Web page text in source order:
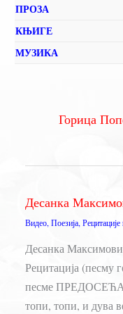
ПРОЗА
КЊИГЕ
МУЗИКА
Горица
Десанка
Видео, Поезија, Рецитације
Десанка
Рецитација (песму
песме
топи, топи, и дува